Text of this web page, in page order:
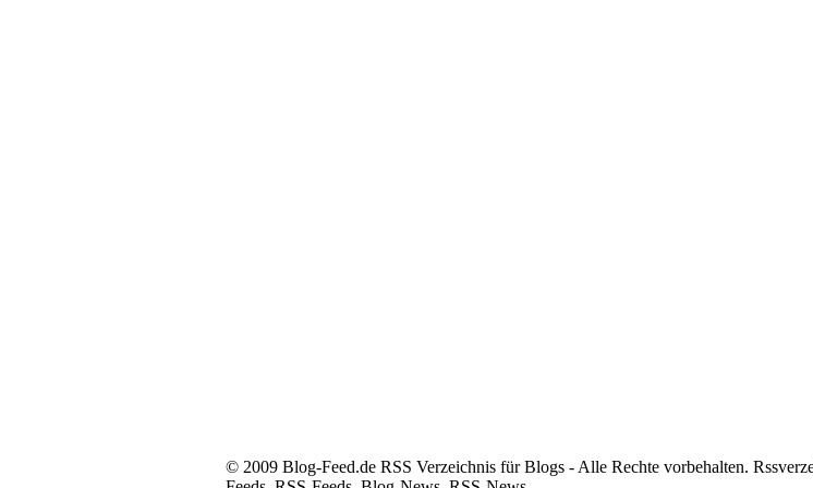
© 2009 Blog-Feed.de RSS Verzeichnis für Blogs - Alle Rechte vorbehalten.